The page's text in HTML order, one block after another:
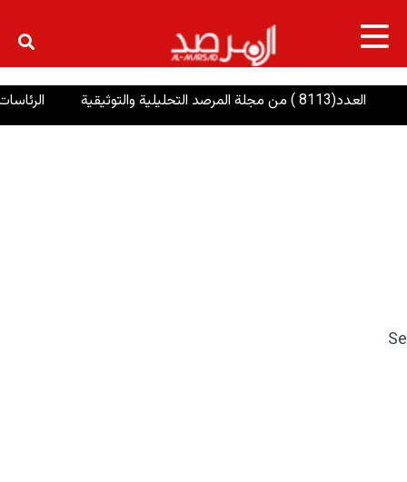
× الرئاسات: